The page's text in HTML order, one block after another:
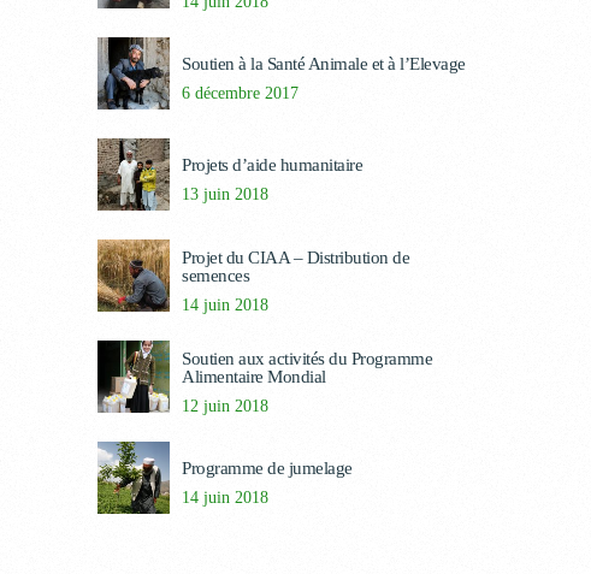
Soutien à la Santé Animale et à l’Elevage
6 décembre 2017
Projets d’aide humanitaire
13 juin 2018
Projet du CIAA – Distribution de
semences
14 juin 2018
Soutien aux activités du Programme
Alimentaire Mondial
12 juin 2018
Programme de jumelage
14 juin 2018